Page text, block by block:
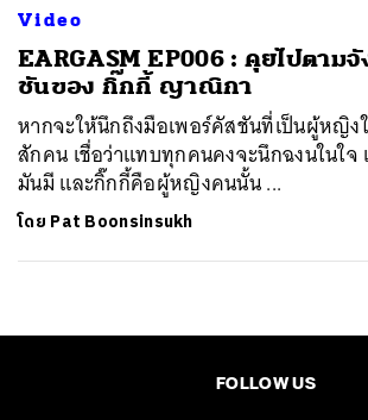
Video
EARGASM EP006 : คุยไปตาม
ชันของ กิ๊กกี้ ญาณิกา
หากจะให้นึกถึงมือเพอร์คัสชันที่เป็นผู้หญิง
สักคน เชื่อว่าแทบทุกคนคงจะนึกฉงนในใจ
มันมี และกิ๊กกี้คือผู้หญิงคนนั้น ...
โดย Pat Boonsinsukh
FOLLOW US